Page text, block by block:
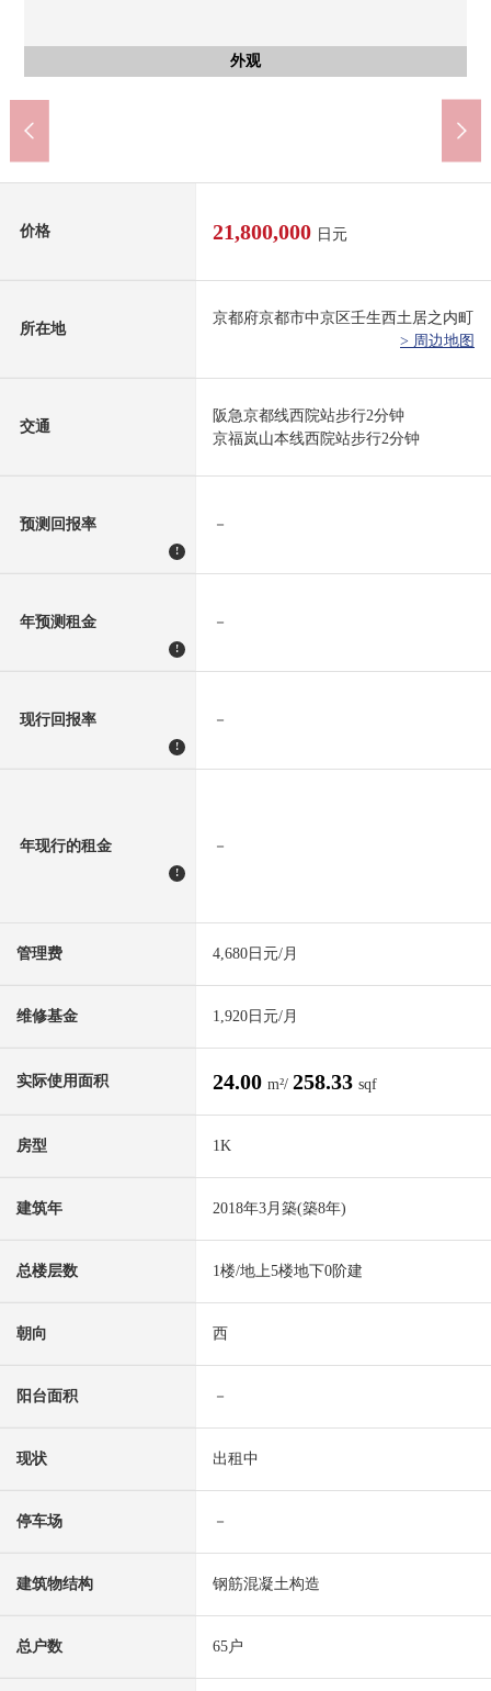
外观
外观
在入口的前面
外观
在入口的前面
外观
在入口的前面
入口
防盗门
其他
防盗门
共有部分
信箱、智能快递柜
共有部分
智能快递柜
其他
垃圾集聚地
共有部分
摩托车场地
共有部分
自行车停放处
其他当地
LUUP
共有部分
用地里面的过道
其他
前面道路
西院站(阪急京都本线)(约150m)
步行2分钟。
西院站(京福岚山本线)(约150m)
步行2分钟。
杉药房西院商店(约320m)
步行4分钟。
阪急绿洲西院商店(约400m)
步行5分钟。
永旺梦乐城京都五条(约1000m)
步行13分钟。
价格 21,800,000 日元
所在地
京都府京都市中京区壬生西土居之内町
> 周边地图
交通
阪急京都线西院站步行2分钟
京福岚山本线西院站步行2分钟
预测回报率
!
－
年预测租金
!
－
现行回报率
!
－
年现行的租金
!
－
管理费 4,680日元/月
维修基金 1,920日元/月
实际使用面积 24.00 m²/ 258.33 sqf
房型 1K
建筑年 2018年3月築(築8年)
总楼层数 1楼/地上5楼地下0阶建
朝向 西
阳台面积 －
现状 出租中
停车场 －
建筑物结构 钢筋混凝土构造
总户数 65户